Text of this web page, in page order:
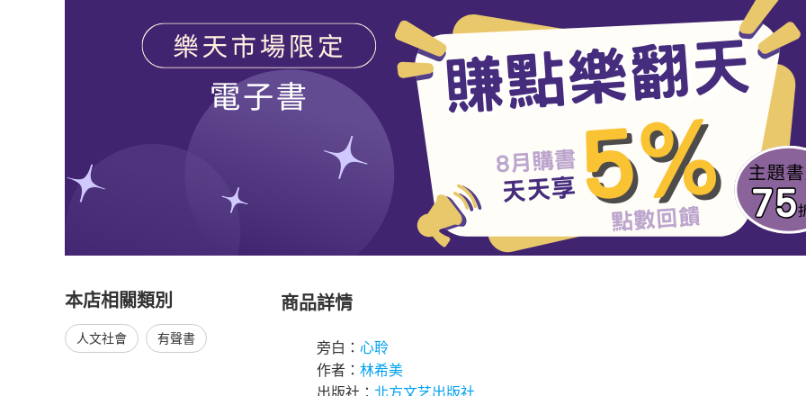
本店相關類別
人文社會 有聲書
商品詳情
旁白： 心聆
作者： 林希美